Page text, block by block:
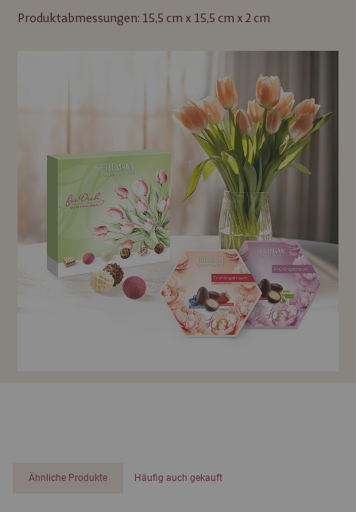
Produktabmessungen: 15,5 cm x 15,5 cm x 2 cm
Ähnliche Produkte Häufig auch gekauft